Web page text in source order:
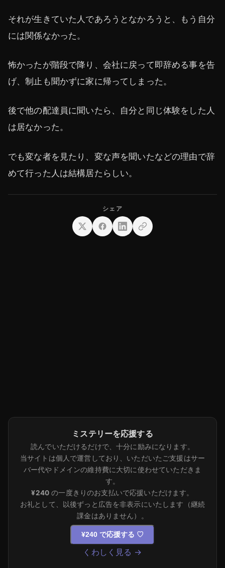
それが生きていた人であろうとなかろうと、もう自分
には関係なかった。
怖かったが階段で降り、会社に戻って即辞める事を告
げ、制止も聞かずに家に帰ってしまった。
後で他の配達員に聞いたら、自分と同じ体験をした人
は居なかった。
でも変な者を見たり、変な声を聞いたなどの理由で辞
めて行った人は結構居たらしい。
ミステリーを応援する
読んでいただけるだけで、十分に励みになります。
当サイトは個人で運営しており、いただいたご支援はサー
バー代やドメインの維持費に大切に使わせていただきま
す。
¥240 の一度きりのお支払いで応援いただけます。
お礼として、以後ずっと広告を非表示にいたします（継続
課金はありません）。
¥240 で応援する ♡
くわしく見る →